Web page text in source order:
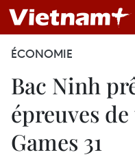
ÉCONOMIE
Bac Ninh
épreuves
Games 31